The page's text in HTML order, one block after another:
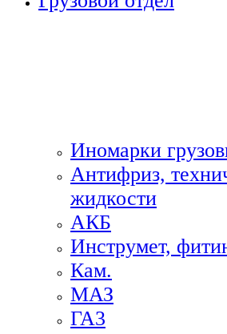
Иномарки
Антифриз,
жидкости
АКБ
Инструмет,
Кам.
МАЗ
ГА3